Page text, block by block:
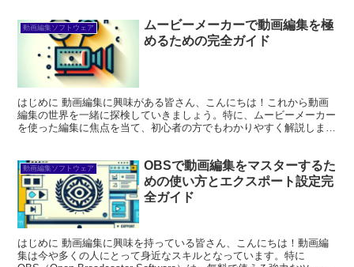
動画編集ソフトウェア
ムービーメーカーで動画編集を極
めるための完全ガイド
はじめに 動画編集に興味がある皆さん、こんにちは！これから動画
編集の世界を一緒に探検していきましょう。特に、ムービーメーカー
を使った編集に焦点を当て、初心者の方でもわかりやすく解説しま
動画編集ソフトウェア
OBSで動画編集をマスターするた
めの使い方とエクスポート設定完
全ガイド
はじめに 動画編集に興味を持っている皆さん、こんにちは！動画編
集は今や多くの人にとって身近なスキルとなっています。特に